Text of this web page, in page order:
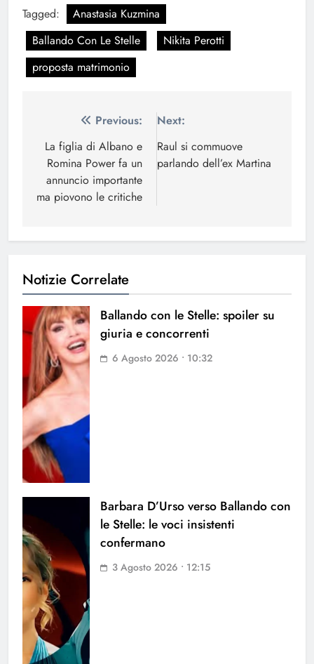
Tagged:
Anastasia Kuzmina
Ballando Con Le Stelle
Nikita Perotti
proposta matrimonio
Navigazione
articoli
Previous:
La figlia di Albano e
Romina Power fa un
annuncio importante
ma piovono le critiche
Next:
Raul si commuove
parlando dell’ex Martina
Notizie Correlate
Ballando con le Stelle: spoiler su
giuria e concorrenti
6 Agosto 2026 • 10:32
Barbara D’Urso verso Ballando con
le Stelle: le voci insistenti
confermano
3 Agosto 2026 • 12:15